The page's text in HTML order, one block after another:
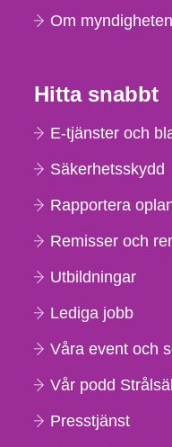
Om myndigheten
Hitta snabbt
E-tjänster och
Säkerhetsskydd
Rapportera
Remisser och
Utbildningar
Lediga jobb
Våra event och
Vår podd
Presstjänst